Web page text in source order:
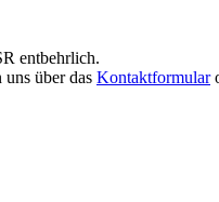
entbehrlich.
über das Kontaktformular